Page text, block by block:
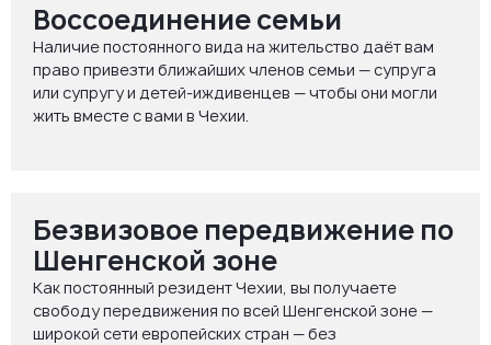
Воссоединение семьи
Наличие постоянного вида на жительство даёт вам
право привезти ближайших членов семьи — супруга
или супругу и детей-иждивенцев — чтобы они могли
жить вместе с вами в Чехии.
Безвизовое передвижение по
Шенгенской зоне
Как постоянный резидент Чехии, вы получаете
свободу передвижения по всей Шенгенской зоне —
широкой сети европейских стран — без